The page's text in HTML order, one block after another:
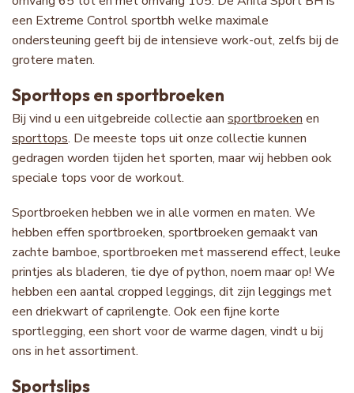
een Extreme Control sportbh welke maximale
ondersteuning geeft bij de intensieve work-out, zelfs bij de
grotere maten.
Sporttops en sportbroeken
Bij vind u een uitgebreide collectie aan sportbroeken en
sporttops. De meeste tops uit onze collectie kunnen
gedragen worden tijden het sporten, maar wij hebben ook
speciale tops voor de workout.
Sportbroeken hebben we in alle vormen en maten. We
hebben effen sportbroeken, sportbroeken gemaakt van
zachte bamboe, sportbroeken met masserend effect, leuke
printjes als bladeren, tie dye of python, noem maar op! We
hebben een aantal cropped leggings, dit zijn leggings met
een driekwart of caprilengte. Ook een fijne korte
sportlegging, een short voor de warme dagen, vindt u bij
ons in het assortiment.
Sportslips